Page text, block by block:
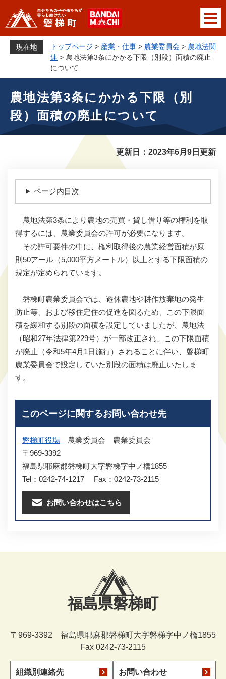
ジ
で
メニューを飛ばして本文へ
現在地 トップページ > 産業・仕事 > 農業委員会 > 農地法関
連 > 農地法第3条にかかる下限（別段）面積の廃止
について
農地法第3条にかかる下限（別
段）面積の廃止について
更新日：2023年6月9日更新
ページ内目次
農地法第3条により農地の売買・貸し借り等の権利を取
得するには、農業委員会の許可が必要になります。
その許可要件の中に、権利取得後の農業経営面積が原
則50アール（5,000平方メートル）以上とする下限面積の
規定が定められています。
磐梯町農業委員会では、遊休農地や耕作放棄地の発生
防止等、および移住定住の促進を図るため、この下限面
積を緩和する別段の面積を設定していましたが、農地法
（昭和27年法律第229号）が一部改正され、この下限面積
が廃止（令和5年4月1日施行）されることに伴い、磐梯町
農業委員会で設定していた別段の面積は廃止いたしま
す。
このページに関するお問い合わせ先
磐梯町役場 農業委員会
農業委員会
〒969-3392
福島県耶麻郡磐梯町大字磐梯字中ノ橋1855
Tel：0242-74-1217
Fax：0242-73-2115
お問い合わせはこちら
福島県磐梯町
〒969-3392 福島県耶麻郡磐梯町大字磐梯字中ノ橋1855
Fax 0242-73-2115
組織別連絡先 お問い合わせ